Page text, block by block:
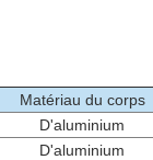
Matériau du corps
D'aluminium
D'aluminium